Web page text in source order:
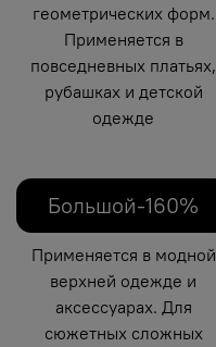
геометрических форм.
Применяется в
повседневных платьях,
рубашках и детской
одежде
Большой-160%
Применяется в модной
верхней одежде и
аксессуарах. Для
сюжетных сложных